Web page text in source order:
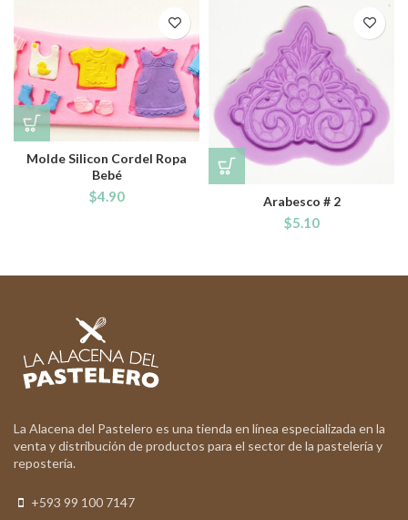
Molde Silicon Cordel Ropa
Bebé
$4.90 Arabesco # 2
$5.10
La Alacena del Pastelero es una tienda en línea especializada en la
venta y distribución de productos para el sector de la pastelería y
repostería.
+593 99 100 7147